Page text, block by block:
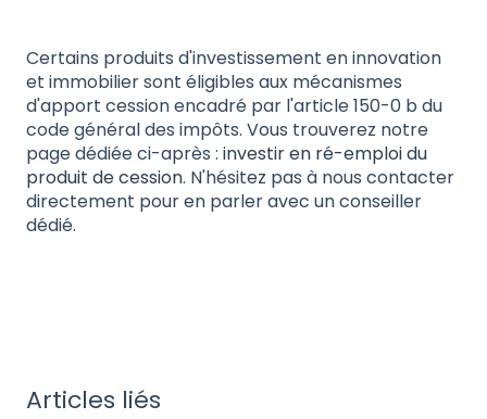
Certains produits d'investissement en innovation
et immobilier sont éligibles aux mécanismes
d'apport cession encadré par l'article 150-0 b du
code général des impôts. Vous trouverez notre
page dédiée ci-après : investir en ré-emploi du
produit de cession. N'hésitez pas à nous contacter
directement pour en parler avec un conseiller
dédié.
Articles liés